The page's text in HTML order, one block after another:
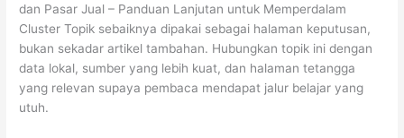
dan Pasar Jual – Panduan Lanjutan untuk Memperdalam
Cluster Topik sebaiknya dipakai sebagai halaman keputusan,
bukan sekadar artikel tambahan. Hubungkan topik ini dengan
data lokal, sumber yang lebih kuat, dan halaman tetangga
yang relevan supaya pembaca mendapat jalur belajar yang
utuh.